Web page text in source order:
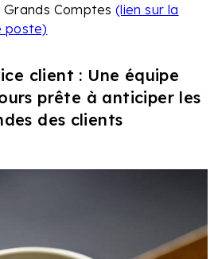
Comptes (lien sur la
poste)
client : Une équipe
prête à anticiper les
des clients